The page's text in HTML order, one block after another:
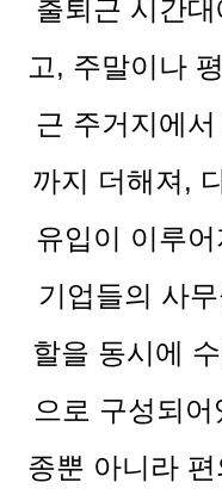
출퇴근 시간
고, 주말이나
근 주거지에
까지 더해져,
유입이 이루
기업들의 사
할을 동시에
으로 구성되
종뿐 아니라